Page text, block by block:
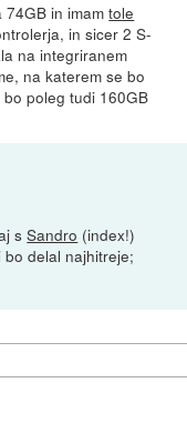
74GB in imamtole
in sicer 2 S-
na integriranem
na katerem se bo
poleg tudi 160GB
sSandro (index!)
delal najhitreje;